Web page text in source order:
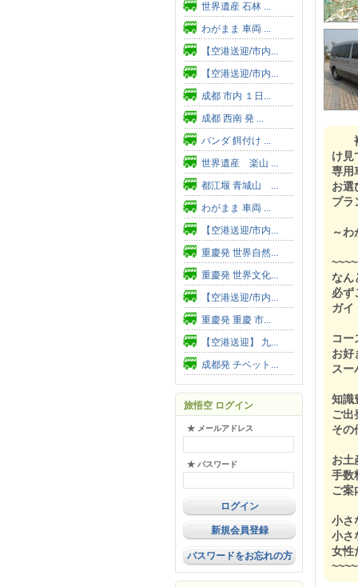
世界遺産 石林 ...
わがまま 車両 ...
【空港送迎/市内...
【空港送迎/市内...
成都 市内 １日...
成都 西南 発 ...
パンダ 餌付け ...
世界遺産 楽山 ...
都江堰 青城山 ...
わがまま 車両 ...
【空港送迎/市内...
重慶発 世界自然...
重慶発 世界文化...
【空港送迎/市内...
重慶発 重慶 市...
【空港送迎】 九...
成都発 チベット...
旅悟空 ログイン
★ メールアドレス
★ パスワード
新規会員登録
パスワードをお忘れの方
け見
専用
お選
プラ
～
なん
必ず
ガイ
コー
お好
スー
知識
ご出
その
お土
手数
ご案
小さ
小さ
女性